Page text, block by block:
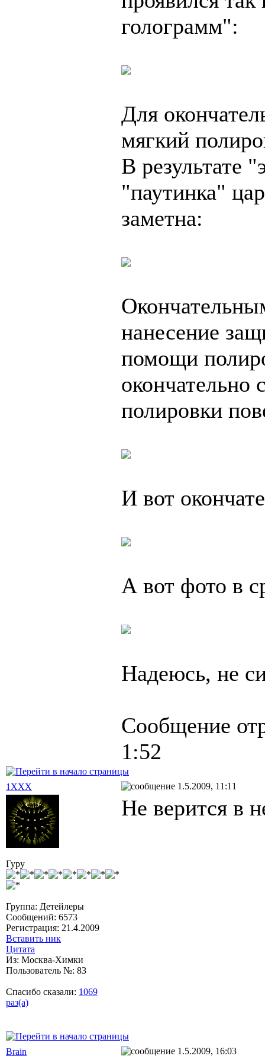
голограмм":
Для
мягкий
В результате
"паутинка"
заметна:
нанесение
помощи
окончательно
полировки
И вот
А вот фото в
Надеюсь, не
Сообщение
1:52
1XXX 1.5.2009, 11:11
Гуру
Группа: Дeтeйлeры
Сообщений: 6573
Регистрация: 21.4.2009
Вставить ник
Цитата
Из: Москва-Химки
Пользователь №: 83
Спасибо сказали: 1069
раз(а)
Не верится в
Brain 1.5.2009, 16:03